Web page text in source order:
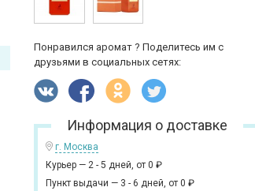
Понравился аромат ? Поделитесь им с
друзьями в социальных сетях:
Информация о доставке
г. Москва
Курьер — 2 - 5 дней, от 0 ₽
Пункт выдачи — 3 - 6 дней, от 0 ₽